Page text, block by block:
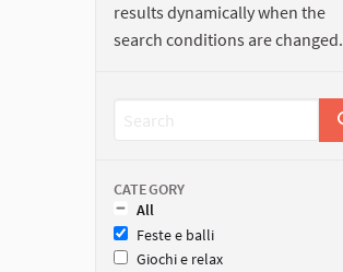
results dynamically when the
search conditions are changed.
CATEGORY
All
Feste e balli
Giochi e relax